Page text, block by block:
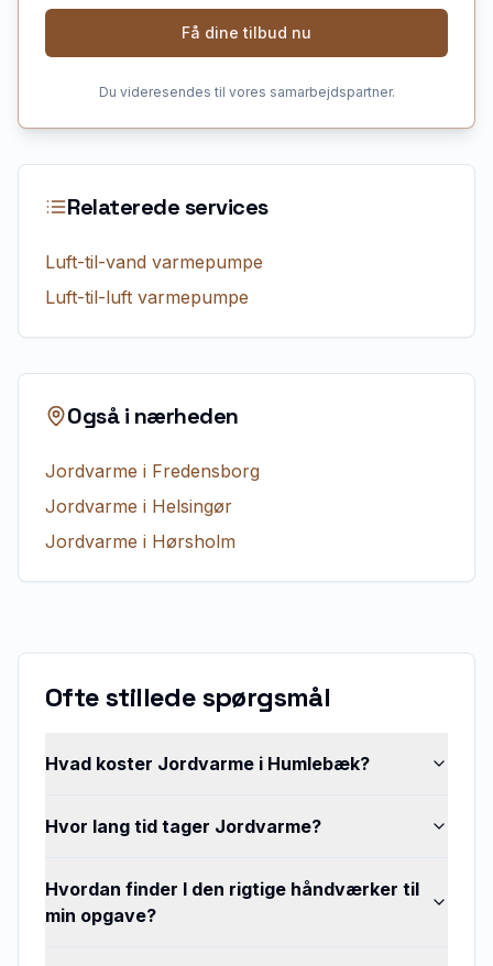
Få dine tilbud nu
Du videresendes til vores samarbejdspartner.
Relaterede services
Luft-til-vand varmepumpe
Luft-til-luft varmepumpe
Også i nærheden
Jordvarme i Fredensborg
Jordvarme i Helsingør
Jordvarme i Hørsholm
Ofte stillede spørgsmål
Hvad koster Jordvarme i Humlebæk?
Hvor lang tid tager Jordvarme?
Hvordan finder I den rigtige håndværker til
min opgave?